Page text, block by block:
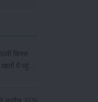
किस्त
में पहुंचे